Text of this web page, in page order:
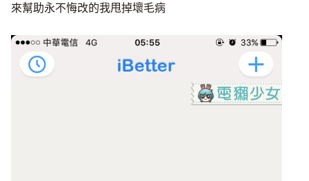
來幫助永不悔改的我甩掉壞毛病